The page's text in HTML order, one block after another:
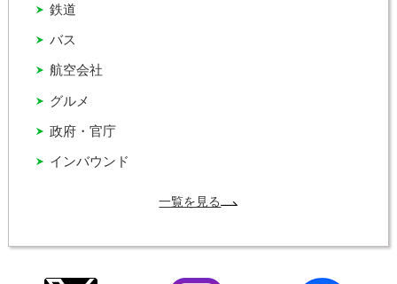
インバウンド
グルメ
バス
政府・官庁
航空会社
鉄道
一覧を見る